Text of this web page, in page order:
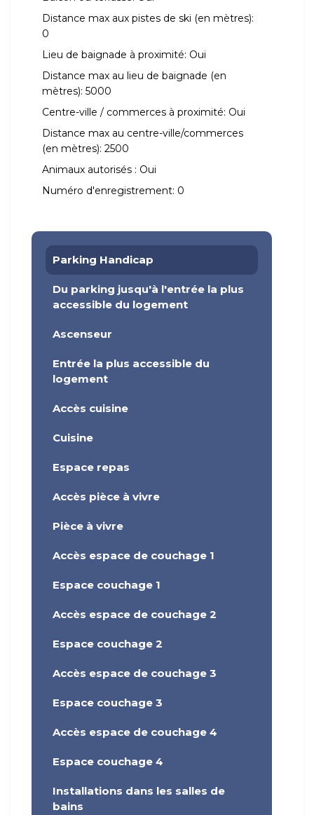
Distance max aux pistes de ski (en mètres):
0
Lieu de baignade à proximité: Oui
Distance max au lieu de baignade (en
mètres): 5000
Centre-ville / commerces à proximité: Oui
Distance max au centre-ville/commerces
(en mètres): 2500
Animaux autorisés : Oui
Numéro d'enregistrement: 0
Parking Handicap
Du parking jusqu'à l'entrée la plus
accessible du logement
Ascenseur
Entrée la plus accessible du
logement
Accès cuisine
Cuisine
Espace repas
Accès pièce à vivre
Pièce à vivre
Accès espace de couchage 1
Espace couchage 1
Accès espace de couchage 2
Espace couchage 2
Accès espace de couchage 3
Espace couchage 3
Accès espace de couchage 4
Espace couchage 4
Installations dans les salles de
bains